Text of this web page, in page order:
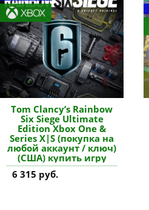
Tom Clancy’s Rainbow
Six Siege Ultimate
Edition Xbox One &
Series X|S (покупка на
любой аккаунт / ключ)
(США) купить игру
6 315 руб.